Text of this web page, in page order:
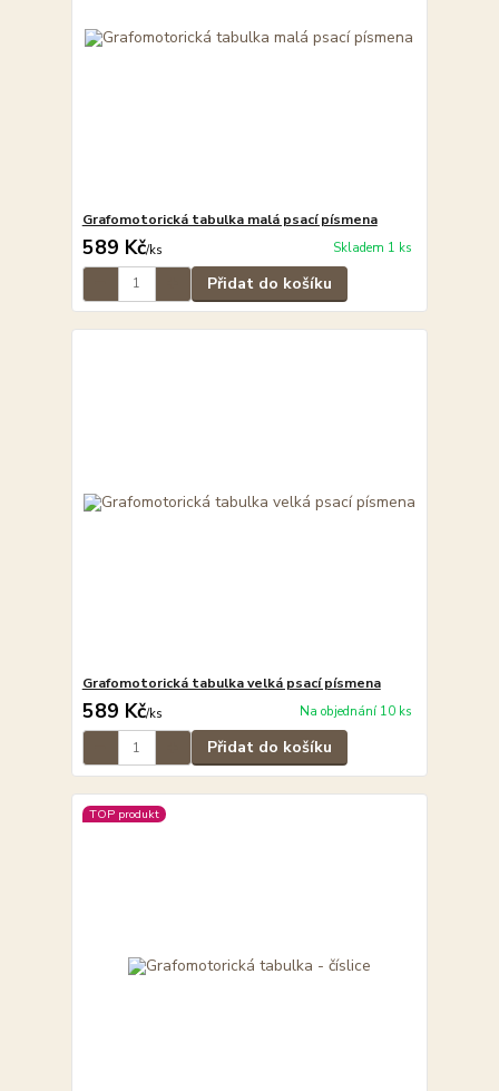
Grafomotorická tabulka malá psací písmena
589 Kč/ks Skladem 1 ks
Přidat do košíku
Grafomotorická tabulka velká psací písmena
589 Kč/ks Na objednání 10 ks
Přidat do košíku
TOP produkt